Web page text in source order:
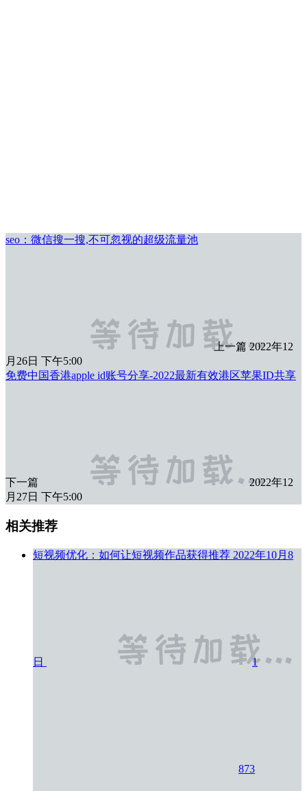
seo：微信搜一搜,不可忽视的超级流量池
上一篇 2022年12
月26日 下午5:00
免费中国香港apple id账号分享-2022最新有效港区苹果ID共享
下一篇
2022年12
月27日 下午5:00
相关推荐
短视频优化：如何让短视频作品获得推荐 2022年10月8
日 1
873